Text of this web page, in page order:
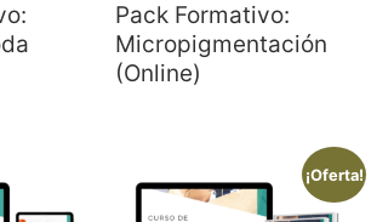
Pack Formativo:
Micropigmentación
(Online)
¡Oferta!